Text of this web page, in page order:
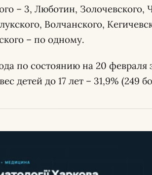
– 3, Люботин, Золочевского,
Волчанского,
– по одному.
по состоянию на 20 февраля
детей до 17 лет – 31,9% (249